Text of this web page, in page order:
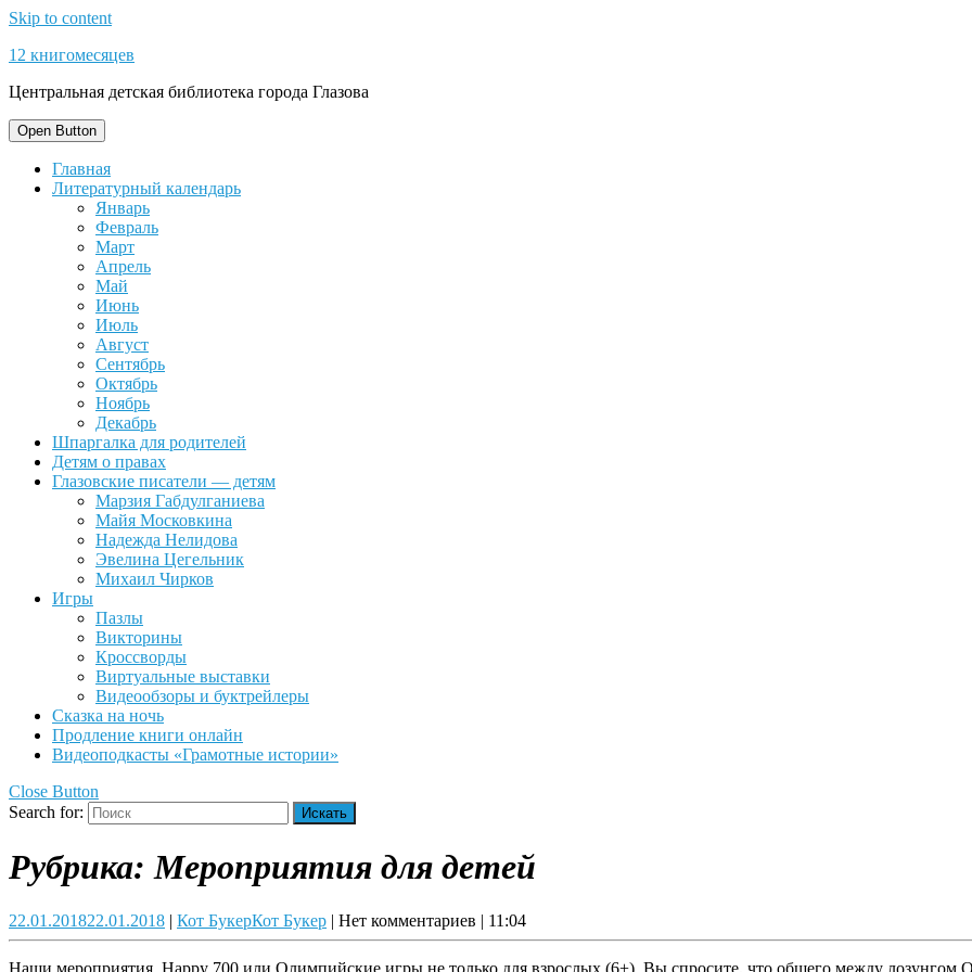
Skip to content
12 книгомесяцев
Центральная детская библиотека города Глазова
Open Button
Главная
Литературный календарь
Январь
Февраль
Март
Апрель
Май
Июнь
Июль
Август
Сентябрь
Октябрь
Ноябрь
Декабрь
Шпаргалка для родителей
Детям о правах
Глазовские писатели — детям
Марзия Габдулганиева
Майя Московкина
Надежда Нелидова
Эвелина Цегельник
Михаил Чирков
Игры
Пазлы
Викторины
Кроссворды
Виртуальные выставки
Видеообзоры и буктрейлеры
Сказка на ночь
Продление книги онлайн
Видеоподкасты «Грамотные истории»
Close Button
Search for:
Рубрика:Мероприятия для детей
22.01.201822.01.2018 | Кот БукерКот Букер | Нет комментариев | 11:04
Наши мероприятия Happy 700 или Олимпийские игры не только для взрослых (6+) Вы спросите, что общего между лозунгом